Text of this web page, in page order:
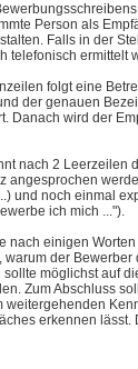
Person als
Falls in der
telefonisch ermittelt
folgt eine
der genauen
Danach wird der
nach 2
angesprochen
und noch einmal
ich mich ...").
nach einigen
warum der
sollte möglichst auf
Zum Abschluss
weitergehenden
erkennen